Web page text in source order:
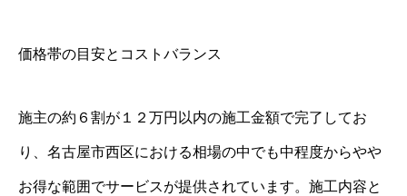
価格帯の目安とコストバランス
施主の約６割が１２万円以内の施工金額で完了してお
り、名古屋市西区における相場の中でも中程度からやや
お得な範囲でサービスが提供されています。施工内容と